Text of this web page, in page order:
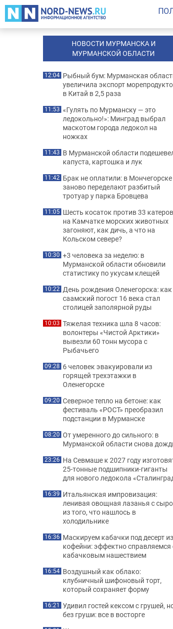
НОВОСТИ МУРМАНСКА И
МУРМАНСКОЙ ОБЛАСТИ
12:04 Рыбный бум: Мурманская
увеличила экспорт
в Китай в 2,5 раза
11:53 «Гулять по Мурманску — это
ледокольно!»: Минград выбрал
маскотом города ледокол на
ножках
11:43 В Мурманской области
капуста, картошка и лук
11:42 Брак не оплатили: в Мончегорске
заново переделают разбитый
тротуар у парка Бровцева
11:05 Шесть косаток против 33
на Камчатке морских животных
загоняют, как дичь, а что на
Кольском севере?
10:30 +3 человека за неделю: в
Мурманской области обновили
статистику по укусам клещей
10:22 День рождения Оленегорска: как
саамский погост 16 века стал
столицей заполярной руды
10:03 Тяжелая техника шла 8 часов:
волонтеры «Чистой Арктики»
вывезли 60 тонн мусора с
Рыбачьего
09:28 6 человек эвакуировали из
горящей трехэтажки в
Оленегорске
09:20 Северное тепло на бетоне: как
фестиваль «РОСТ» преобразил
подстанции в Мурманске
08:20 От умеренного до сильного: в
Мурманской области снова
23:26 На Севмаше к 2027 году
25-тонные подшипники-гиганты
для нового ледокола
16:39 Итальянская импровизация:
ленивая овощная лазанья с
из того, что нашлось в
холодильнике
16:36 Маскируем кабачки под десерт из
кофейни: эффектно справляемся
кабачковым нашествием
16:54 Воздушный как облако:
клубничный шифоновый торт,
который сохраняет форму
16:21 Удивил гостей кексом с грушей,
без груши: все в восторге